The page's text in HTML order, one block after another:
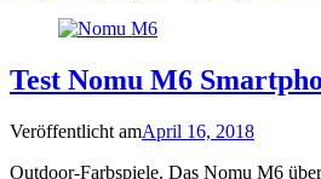
Test Nomu M6
Veröffentlicht amApril 16, 2018
Outdoor-Farbspiele. Das Nomu M6